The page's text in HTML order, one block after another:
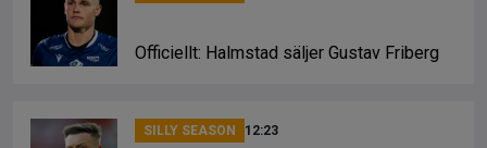
Officiellt: Halmstad säljer Gustav Friberg
SILLY SEASON 12:23